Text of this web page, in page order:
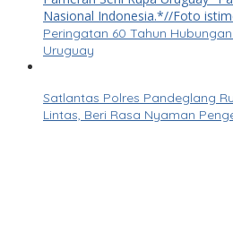
Peringatan 60 Tahun
Uruguay
Satlantas Polres Pandeglang
Lintas, Beri Rasa Nyaman